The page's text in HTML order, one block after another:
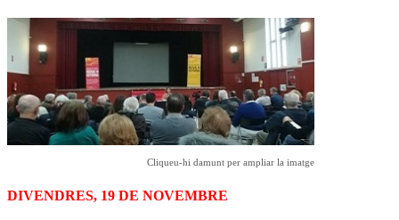
Cliqueu-hi damunt per ampliar la imatge
DIVENDRES, 19 DE NOVEMBRE